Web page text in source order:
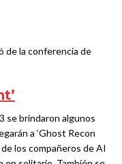
de la conferencia de
se brindaron algunos
a ‘Ghost Recon
los compañeros de AI